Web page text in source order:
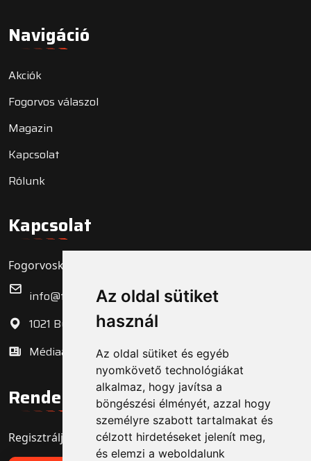
Az oldal sütiket
használ
Az oldal sütiket és egyéb
nyomkövető technológiákat
alkalmaz, hogy javítsa a
böngészési élményét, azzal hogy
személyre szabott tartalmakat és
célzott hirdetéseket jelenít meg,
és elemzi a weboldalunk
Navigáció
Akciók
Fogorvos válaszol
Magazin
Kapcsolat
Rólunk
Kapcsolat
Fogorvoskereső.hu Zrt.
info@fogorvoskereso.hu
1021 Budapest, Bécsi út 3-5.
Médiaajánlat
Rendelő regisztráció
Regisztrálja fogorvosi rendelőjét még ma!